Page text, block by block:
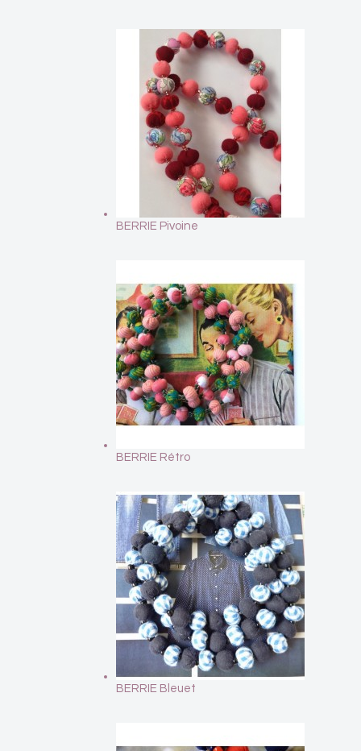
BERRIE Pivoine
BERRIE Rétro
BERRIE Bleuet